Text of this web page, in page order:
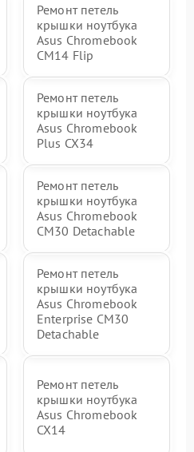
Ремонт петель
крышки ноутбука
Asus Chromebook
CM14 Flip
Ремонт петель
крышки ноутбука
Asus Chromebook
Plus CX34
Ремонт петель
крышки ноутбука
Asus Chromebook
CM30 Detachable
Ремонт петель
крышки ноутбука
Asus Chromebook
Enterprise CM30
Detachable
Ремонт петель
крышки ноутбука
Asus Chromebook
CX14